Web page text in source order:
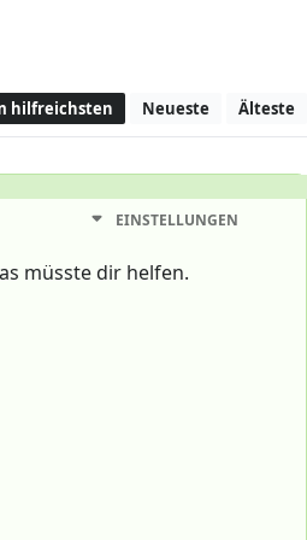
hilfreichsten Neueste Älteste
EINSTELLUNGEN
müsste dir helfen.